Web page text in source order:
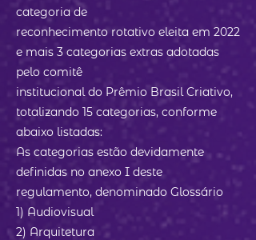
categoria de
reconhecimento rotativo eleita em 2022
e mais 3 categorias extras adotadas
pelo comitê
institucional do Prêmio Brasil Criativo,
totalizando 15 categorias, conforme
abaixo listadas:
As categorias estão devidamente
definidas no anexo I deste
regulamento, denominado Glossário
1) Audiovisual
2) Arquitetura